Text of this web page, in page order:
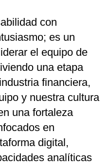
con
es un
el equipo de
una etapa
financiera,
y nuestra cultura
una fortaleza
en
digital,
analíticas